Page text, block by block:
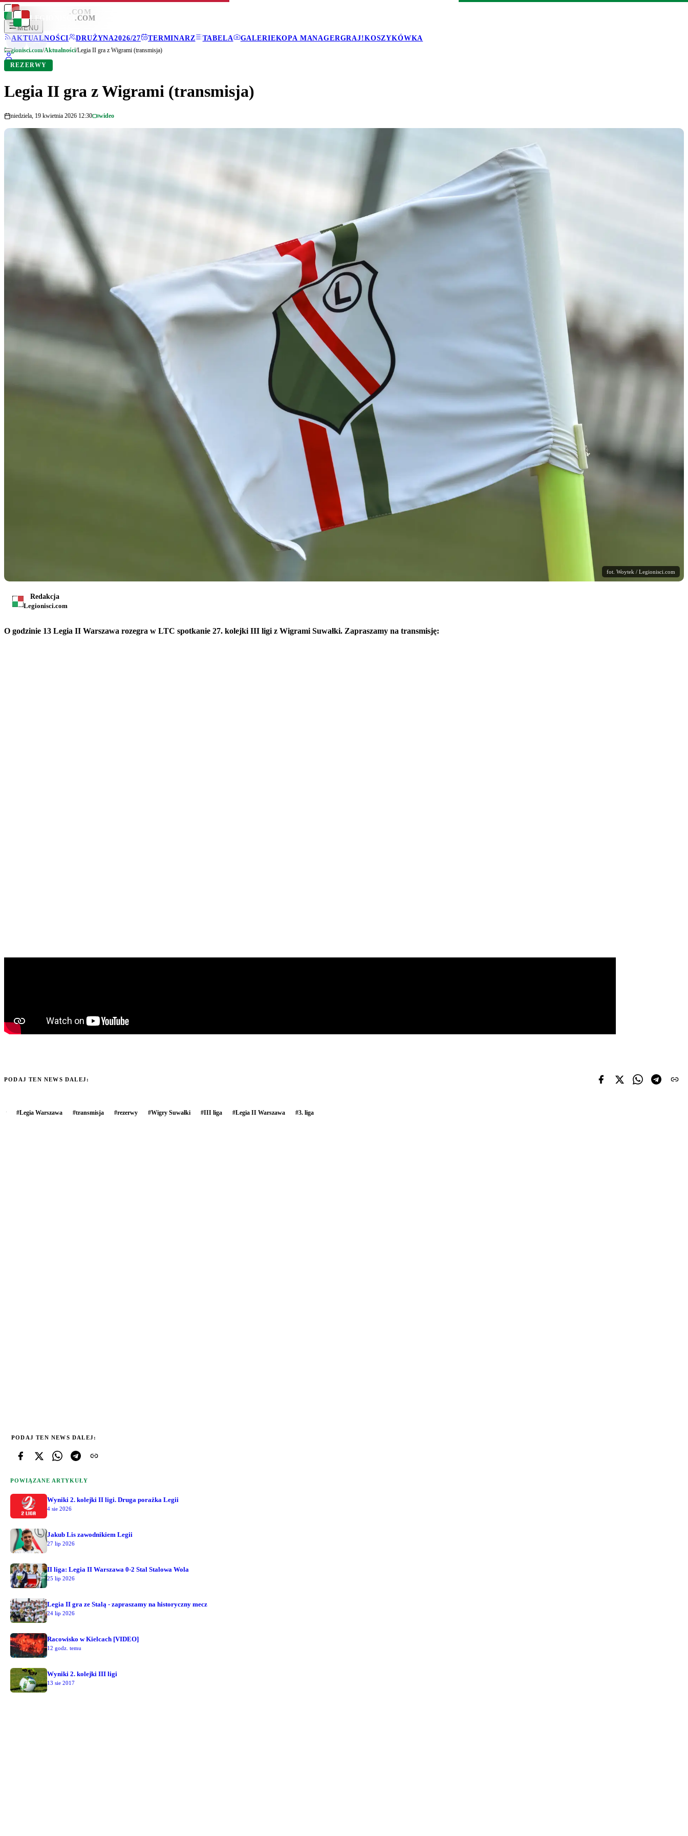
LEGIONISCI .COM
MENU
AKTUALNOŚCI
DRUŻYNA2026/27 TERMINARZ TABELA GALERIEKOPA MANAGERGRAJ!KOSZYKÓWKA
LEGIONISCI .COM
Legionisci.com/Aktualności/Legia II gra z Wigrami (transmisja)
REZERWY
Legia II gra z Wigrami (transmisja)
niedziela, 19 kwietnia 2026 12:30 wideo
fot. Woytek / Legionisci.com
Redakcja
Legionisci.com
O godzinie 13 Legia II Warszawa rozegra w LTC spotkanie 27. kolejki III ligi z Wigrami Suwałki. Zapraszamy na transmisję:
PODAJ TEN NEWS DALEJ:
#Legia Warszawa #transmisja #rezerwy #Wigry Suwałki #III liga #Legia II Warszawa #3. liga
PODAJ TEN NEWS DALEJ:
POWIĄZANE ARTYKUŁY
Wyniki 2. kolejki II ligi. Druga porażka Legii
4 sie 2026
Jakub Lis zawodnikiem Legii
27 lip 2026
II liga: Legia II Warszawa 0-2 Stal Stalowa Wola
25 lip 2026
Legia II gra ze Stalą - zapraszamy na historyczny mecz
24 lip 2026
Racowisko w Kielcach [VIDEO]
12 godz. temu
Wyniki 2. kolejki III ligi
13 sie 2017